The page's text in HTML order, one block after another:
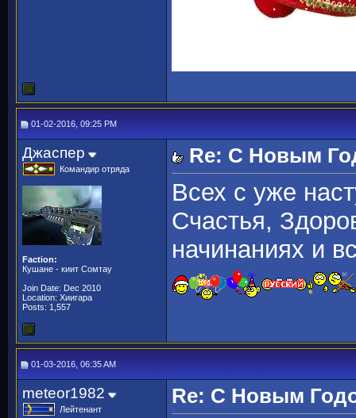
01-02-2016, 09:25 PM
Джаспер
Командир отряда
Faction:
Кушане - киит Сомтау
Join Date: Dec 2010
Location: Хиигара
Posts: 1,557
Re: С Новым
Всех с уже
Счастья,
начинаниях и
01-03-2016, 06:35 AM
meteor1982
Лейтенант
Re: С Новым